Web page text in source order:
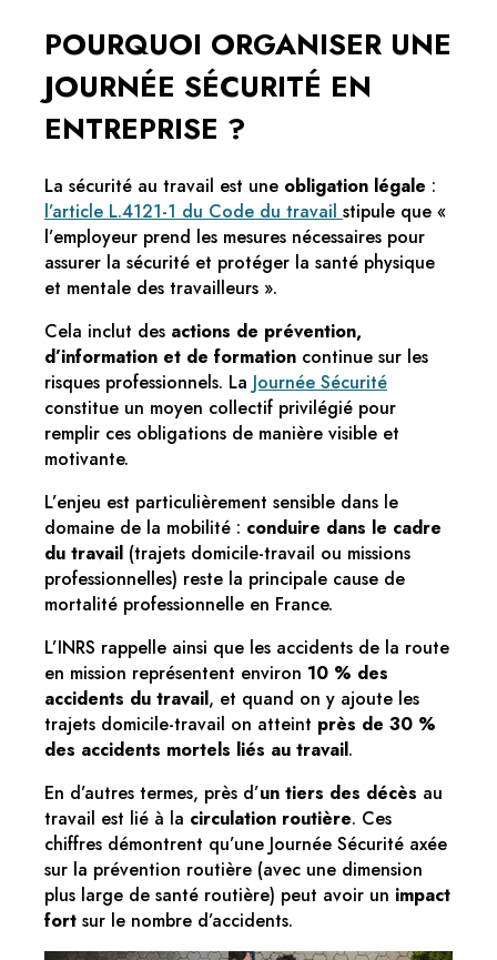
POURQUOI ORGANISER UNE
JOURNÉE SÉCURITÉ EN
ENTREPRISE ?
La sécurité au travail est une obligation légale :
l’article L.4121-1 du Code du travail stipule que «
l’employeur prend les mesures nécessaires pour
assurer la sécurité et protéger la santé physique
et mentale des travailleurs ».
Cela inclut des actions de prévention,
d’information et de formation continue sur les
risques professionnels. La Journée Sécurité
constitue un moyen collectif privilégié pour
remplir ces obligations de manière visible et
motivante.
L’enjeu est particulièrement sensible dans le
domaine de la mobilité : conduire dans le cadre
du travail (trajets domicile-travail ou missions
professionnelles) reste la principale cause de
mortalité professionnelle en France.
L’INRS rappelle ainsi que les accidents de la route
en mission représentent environ 10 % des
accidents du travail, et quand on y ajoute les
trajets domicile-travail on atteint près de 30 %
des accidents mortels liés au travail.
En d’autres termes, près d’un tiers des décès au
travail est lié à la circulation routière. Ces
chiffres démontrent qu’une Journée Sécurité axée
sur la prévention routière (avec une dimension
plus large de santé routière) peut avoir un impact
fort sur le nombre d’accidents.